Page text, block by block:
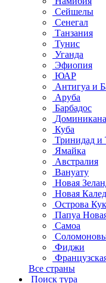
Сейшелы
Сенегал
Танзания
Тунис
Уганда
Эфиопия
ЮАР
Антигуа и
Аруба
Барбадос
Доминикана
Куба
Тринидад и
Ямайка
Австралия
Вануату
Новая
Новая
Острова
Папуа
Самоа
Фиджи
Все страны
Поиск тура